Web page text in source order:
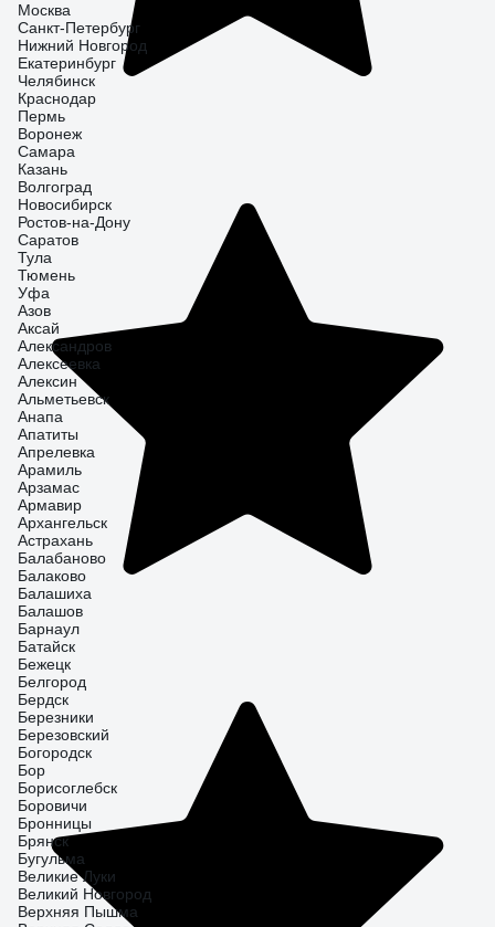
Москва
Санкт-Петербург
Нижний Новгород
Екатеринбург
Челябинск
Краснодар
Пермь
Воронеж
Самара
Казань
Волгоград
Новосибирск
Ростов-на-Дону
Саратов
Тула
Тюмень
Уфа
Азов
Аксай
Александров
Алексеевка
Алексин
Альметьевск
Анапа
Апатиты
Апрелевка
Арамиль
Арзамас
Армавир
Архангельск
Астрахань
Балабаново
Балаково
Балашиха
Балашов
Барнаул
Батайск
Бежецк
Белгород
Бердск
Березники
Березовский
Богородск
Бор
Борисоглебск
Боровичи
Бронницы
Брянск
Бугульма
Великие Луки
Великий Новгород
Верхняя Пышма